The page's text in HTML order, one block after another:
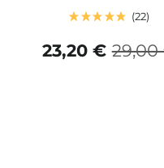
22
23,20 €